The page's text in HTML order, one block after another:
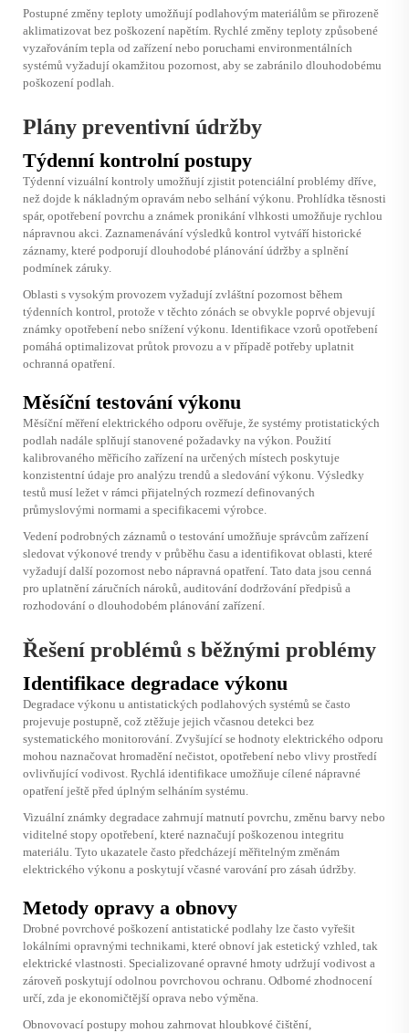
Postupné změny teploty umožňují podlahovým materiálům se přirozeně
aklimatizovat bez poškození napětím. Rychlé změny teploty způsobené
vyzařováním tepla od zařízení nebo poruchami environmentálních
systémů vyžadují okamžitou pozornost, aby se zabránilo dlouhodobému
poškození podlah.
Plány preventivní údržby
Týdenní kontrolní postupy
Týdenní vizuální kontroly umožňují zjistit potenciální problémy dříve,
než dojde k nákladným opravám nebo selhání výkonu. Prohlídka těsnosti
spár, opotřebení povrchu a známek pronikání vlhkosti umožňuje rychlou
nápravnou akci. Zaznamenávání výsledků kontrol vytváří historické
záznamy, které podporují dlouhodobé plánování údržby a splnění
podmínek záruky.
Oblasti s vysokým provozem vyžadují zvláštní pozornost během
týdenních kontrol, protože v těchto zónách se obvykle poprvé objevují
známky opotřebení nebo snížení výkonu. Identifikace vzorů opotřebení
pomáhá optimalizovat průtok provozu a v případě potřeby uplatnit
ochranná opatření.
Měsíční testování výkonu
Měsíční měření elektrického odporu ověřuje, že systémy protistatických
podlah nadále splňují stanovené požadavky na výkon. Použití
kalibrovaného měřicího zařízení na určených místech poskytuje
konzistentní údaje pro analýzu trendů a sledování výkonu. Výsledky
testů musí ležet v rámci přijatelných rozmezí definovaných
průmyslovými normami a specifikacemi výrobce.
Vedení podrobných záznamů o testování umožňuje správcům zařízení
sledovat výkonové trendy v průběhu času a identifikovat oblasti, které
vyžadují další pozornost nebo nápravná opatření. Tato data jsou cenná
pro uplatnění záručních nároků, auditování dodržování předpisů a
rozhodování o dlouhodobém plánování zařízení.
Řešení problémů s běžnými problémy
Identifikace degradace výkonu
Degradace výkonu u antistatických podlahových systémů se často
projevuje postupně, což ztěžuje jejich včasnou detekci bez
systematického monitorování. Zvyšující se hodnoty elektrického odporu
mohou naznačovat hromadění nečistot, opotřebení nebo vlivy prostředí
ovlivňující vodivost. Rychlá identifikace umožňuje cílené nápravné
opatření ještě před úplným selháním systému.
Vizuální známky degradace zahrnují matnutí povrchu, změnu barvy nebo
viditelné stopy opotřebení, které naznačují poškozenou integritu
materiálu. Tyto ukazatele často předcházejí měřitelným změnám
elektrického výkonu a poskytují včasné varování pro zásah údržby.
Metody opravy a obnovy
Drobné povrchové poškození antistatické podlahy lze často vyřešit
lokálními opravnými technikami, které obnoví jak estetický vzhled, tak
elektrické vlastnosti. Specializované opravné hmoty udržují vodivost a
zároveň poskytují odolnou povrchovou ochranu. Odborné zhodnocení
určí, zda je ekonomičtější oprava nebo výměna.
Obnovovací postupy mohou zahrnovat hloubkové čištění,